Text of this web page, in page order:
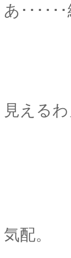
あ･････
「雨
「ほ
見えるわ
「
「
首を
目を
気配。